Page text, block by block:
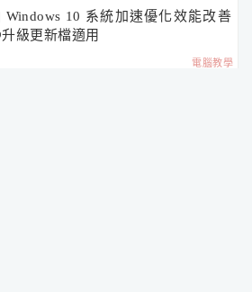
Windows 10 系統加速優化效能改善
級更新檔適用
電腦教學